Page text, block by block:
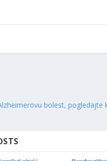
bolest, pogledajte